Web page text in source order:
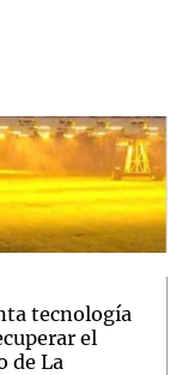
tecnología
el
de La